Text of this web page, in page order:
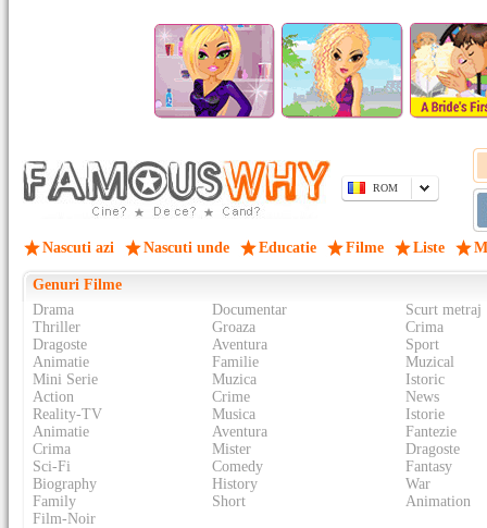
ROM
Nascuti azi Nascuti unde Educatie Filme Liste
Genuri Filme
Drama
Documentar
Scurt metraj
Thriller
Groaza
Crima
Dragoste
Aventura
Sport
Animatie
Familie
Muzical
Mini Serie
Muzica
Istoric
Action
Crime
News
Reality-TV
Musica
Istorie
Animatie
Aventura
Fantezie
Crima
Mister
Dragoste
Sci-Fi
Comedy
Fantasy
Biography
History
War
Family
Short
Animation
Film-Noir